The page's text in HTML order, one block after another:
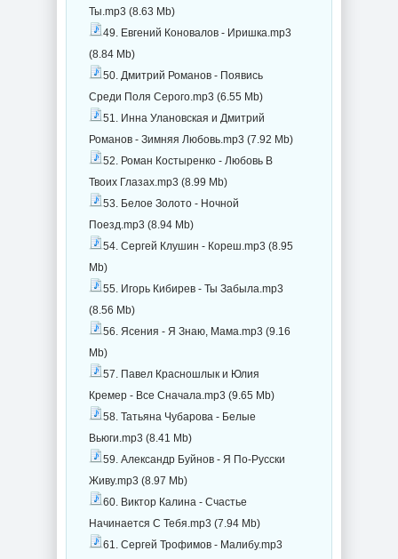
Ты.mp3 (8.63 Mb)
49. Евгений Коновалов - Иришка.mp3
(8.84 Mb)
50. Дмитрий Романов - Появись
Среди Поля Серого.mp3 (6.55 Mb)
51. Инна Улановская и Дмитрий
Романов - Зимняя Любовь.mp3 (7.92 Mb)
52. Роман Костыренко - Любовь В
Твоих Глазах.mp3 (8.99 Mb)
53. Белое Золото - Ночной
Поезд.mp3 (8.94 Mb)
54. Сергей Клушин - Кореш.mp3 (8.95
Mb)
55. Игорь Кибирев - Ты Забыла.mp3
(8.56 Mb)
56. Ясения - Я Знаю, Мама.mp3 (9.16
Mb)
57. Павел Красношлык и Юлия
Кремер - Все Сначала.mp3 (9.65 Mb)
58. Татьяна Чубарова - Белые
Вьюги.mp3 (8.41 Mb)
59. Александр Буйнов - Я По-Русски
Живу.mp3 (8.97 Mb)
60. Виктор Калина - Счастье
Начинается С Тебя.mp3 (7.94 Mb)
61. Сергей Трофимов - Малибу.mp3